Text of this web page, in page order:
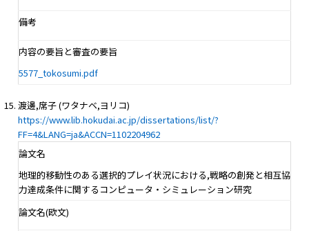
備考
内容の要旨と審査の要旨
5577_tokosumi.pdf
渡邊,席子 (ワタナベ,ヨリコ)
https://www.lib.hokudai.ac.jp/dissertations/list/?
FF=4&LANG=ja&ACCN=1102204962
論文名
地理的移動性のある選択的プレイ状況における,戦略の創発と相互協
力達成条件に関するコンピュータ・シミュレーション研究
論文名(欧文)